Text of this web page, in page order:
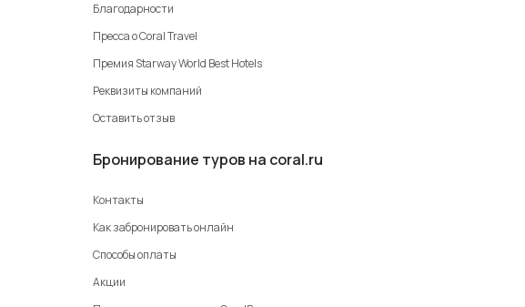
Благодарности
Пресса о Coral Travel
Премия Starway World Best Hotels
Реквизиты компаний
Оставить отзыв
Бронирование туров на coral.ru
Контакты
Как забронировать онлайн
Способы оплаты
Акции